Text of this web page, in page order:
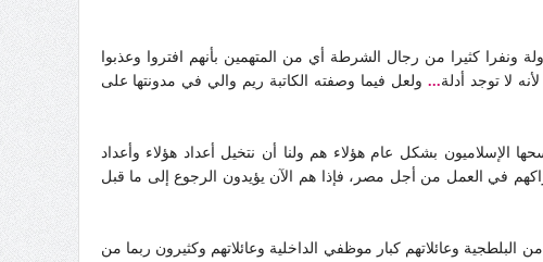
ونفرا كثيرا من رجال الشرطة أي من المتهمين بأنهم افتروا وعذبوا
لا توجد أدلة... ولعل فيما وصفته الكاتبة ريم والي في مدونتها على
بشكل عام هؤلاء هم ولنا أن نتخيل أعداد هؤلاء وأعداد
في العمل من أجل مصر، فإذا هم الآن يؤيدون الرجوع إلى ما قبل
وعائلاتهم كبار موظفي الداخلية وعائلاتهم وكثيرون ربما من